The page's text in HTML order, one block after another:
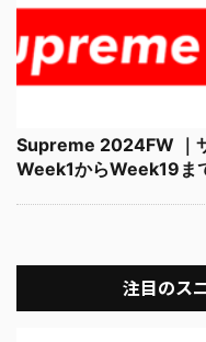
Supreme 2024FW ｜
Week1からWeek19ま
注目のス